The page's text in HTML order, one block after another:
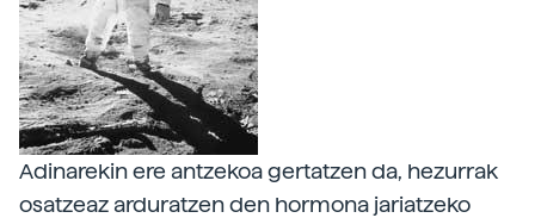
Adinarekin ere antzekoa gertatzen da, hezurrak
osatzeaz arduratzen den hormona jariatzeko